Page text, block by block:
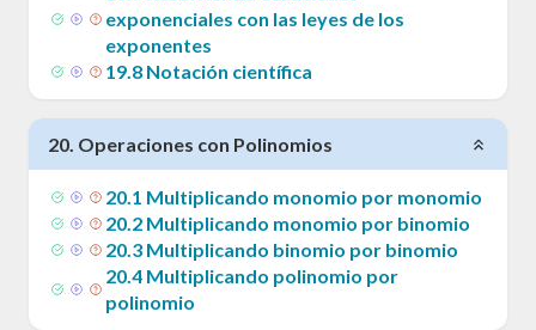
exponenciales con las leyes de los
exponentes
19.8 Notación científica
20. Operaciones con Polinomios
20.1 Multiplicando monomio por monomio
20.2 Multiplicando monomio por binomio
20.3 Multiplicando binomio por binomio
20.4 Multiplicando polinomio por
polinomio